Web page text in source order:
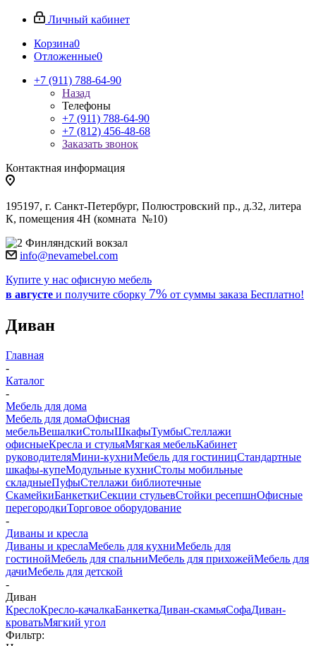
Личный кабинет
Корзина0
Отложенные0
+7 (911) 788-64-90
Назад
Телефоны
+7 (911) 788-64-90
+7 (812) 456-48-68
Заказать звонок
Контактная информация
195197, г. Санкт-Петербург, Полюстровский пр., д.32, литера
К, помещения 4Н (комната №10)
Финляндский вокзал
info@nevamebel.com
Купите у нас офисную мебель
в августе и получите сборку 7% от суммы заказа Бесплатно!
Диван
Главная
-
Каталог
-
Мебель для дома
Мебель для домаОфисная
мебельВешалкиСтолыШкафыТумбыСтеллажи
офисныеКресла и стульяМягкая мебельКабинет
руководителяМини-кухниМебель для гостиницСтандартные
шкафы-купеМодульные кухниСтолы мобильные
складныеПуфыСтеллажи библиотечные
СкамейкиБанкеткиСекции стульевСтойки ресепшнОфисные
перегородкиТорговое оборудование
-
Диваны и кресла
Диваны и креслаМебель для кухниМебель для
гостинойМебель для спальниМебель для прихожейМебель для
дачиМебель для детской
-
Диван
КреслоКресло-качалкаБанкеткаДиван-скамьяСофаДиван-
кроватьМягкий угол
Фильтр: